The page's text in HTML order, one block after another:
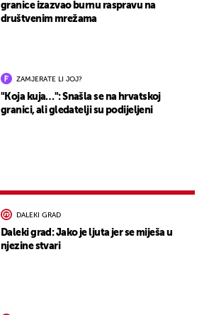
granice izazvao burnu raspravu na
društvenim mrežama
ZAMJERATE LI JOJ?
"Koja kuja…": Snašla se na hrvatskoj
granici, ali gledatelji su podijeljeni
DALEKI GRAD
Daleki grad: Jako je ljuta jer se miješa u
njezine stvari